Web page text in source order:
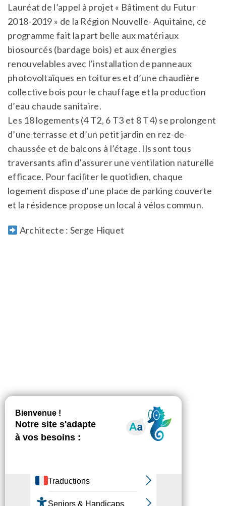
Lauréat de l’appel à projet « Bâtiment du Futur
2018-2019 » de la Région Nouvelle- Aquitaine, ce
programme fait la part belle aux matériaux
biosourcés (bardage bois) et aux énergies
renouvelables avec l’installation de panneaux
photovoltaïques en toitures et d’une chaudière
collective bois pour le chauffage et la production
d’eau chaude sanitaire.
Les 18 logements (4 T2, 6 T3 et 8 T4) se prolongent
d’une terrasse et d’un petit jardin en rez-de-
chaussée et de balcons à l’étage. Ils sont tous
traversants afin d’assurer une ventilation naturelle
efficace. Pour faciliter le quotidien, chaque
logement dispose d’une place de parking couverte
et la résidence propose un local à vélos commun.
Architecte : Serge Hiquet